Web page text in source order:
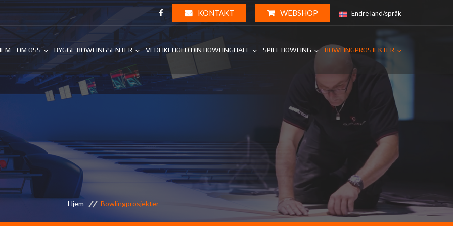
KONTAKT WEBSHOP Endre land/språk
OM OSS BYGGE BOWLINGSENTER VEDLIKEHOLD DIN BOWLINGHALL SPILL BOWLING BOWLINGPROSJEKTER
Hjem Bowlingprosjekter